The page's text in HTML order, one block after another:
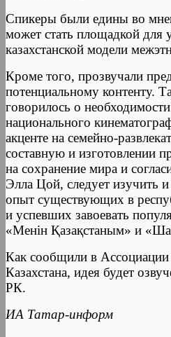
Спикеры были едины во
может стать площадкой для
казахстанской модели
Кроме того, прозвучали
потенциальному контенту.
говорилось о
национального
акценте на семейно-
составную и изготовлении
на сохранение мира и
Элла Цой, следует изучить
опыт существующих в
и успевших завоевать
«Менiн Қазақстаным» и
Как сообщили в Ассоциации
Казахстана, идея будет
РК.
ИА Татар-информ